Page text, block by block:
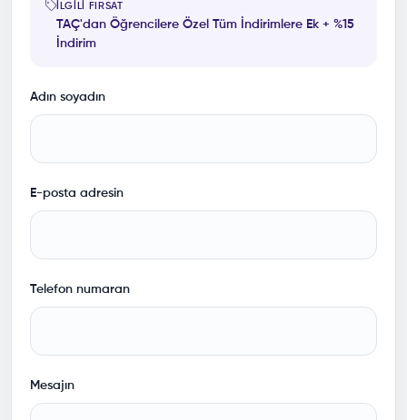
İLGILI FIRSAT
TAÇ'dan Öğrencilere Özel Tüm İndirimlere Ek + %15
İndirim
Adın soyadın
E-posta adresin
Telefon numaran
Mesajın